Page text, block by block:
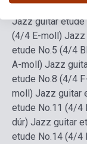
Monotonous
Jazz guitar
(4/4 E-moll) Jazz
etude No.5 (4/4
A-moll) Jazz
etude No.8 (4/4
moll) Jazz guitar
etude No.11 (4/4
dúr) Jazz guitar
etude No.14 (4/4